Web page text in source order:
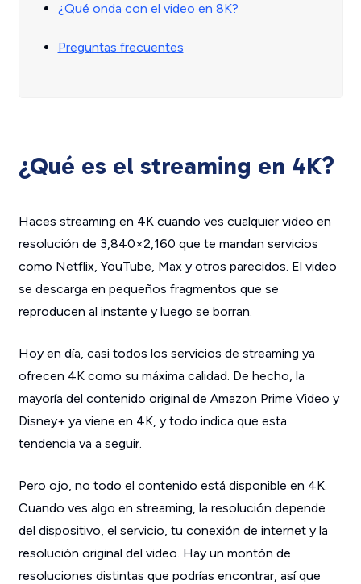
¿Qué onda con el video en 8K?
Preguntas frecuentes
¿Qué es el streaming en 4K?
Haces streaming en 4K cuando ves cualquier video en
resolución de 3,840×2,160 que te mandan servicios
como Netflix, YouTube, Max y otros parecidos. El video
se descarga en pequeños fragmentos que se
reproducen al instante y luego se borran.
Hoy en día, casi todos los servicios de streaming ya
ofrecen 4K como su máxima calidad. De hecho, la
mayoría del contenido original de Amazon Prime Video y
Disney+ ya viene en 4K, y todo indica que esta
tendencia va a seguir.
Pero ojo, no todo el contenido está disponible en 4K.
Cuando ves algo en streaming, la resolución depende
del dispositivo, el servicio, tu conexión de internet y la
resolución original del video. Hay un montón de
resoluciones distintas que podrías encontrar, así que